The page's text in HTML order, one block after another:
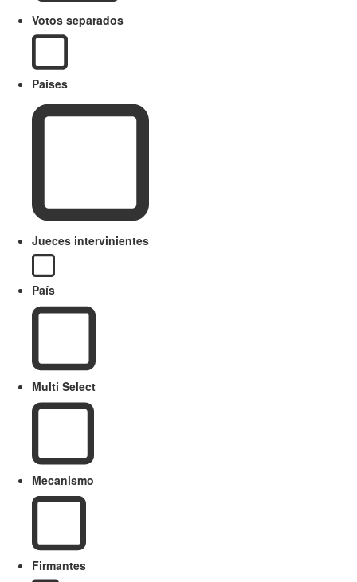
Votos separados
Paises
Jueces intervinientes
País
Multi Select
Mecanismo
Firmantes